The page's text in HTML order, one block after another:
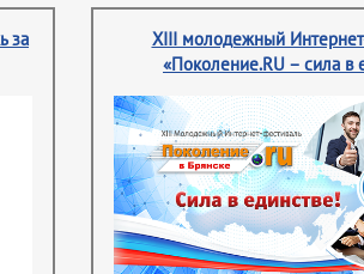
за
XIII молодежный
«Поколение.RU – сила в